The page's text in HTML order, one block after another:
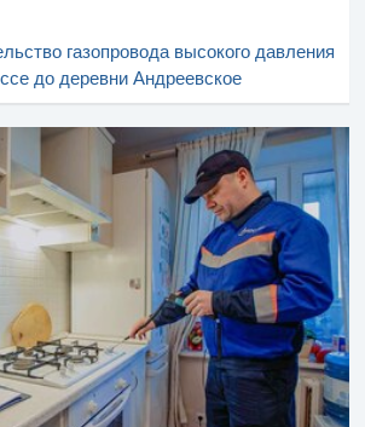
газопровода высокого давления
до деревни Андреевское